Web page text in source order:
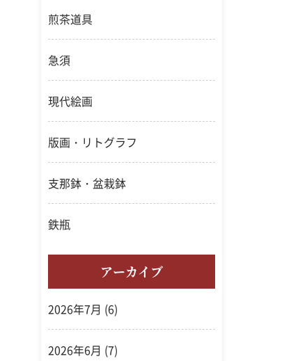
煎茶道具
急須
現代絵画
版画・リトグラフ
支那鉢・盆栽鉢
鉄瓶
アーカイブ
2026年7月 (6)
2026年6月 (7)